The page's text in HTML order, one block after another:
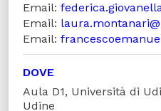
Email:
Email:
Email:
DOVE
Aula D1, Università di
Udine